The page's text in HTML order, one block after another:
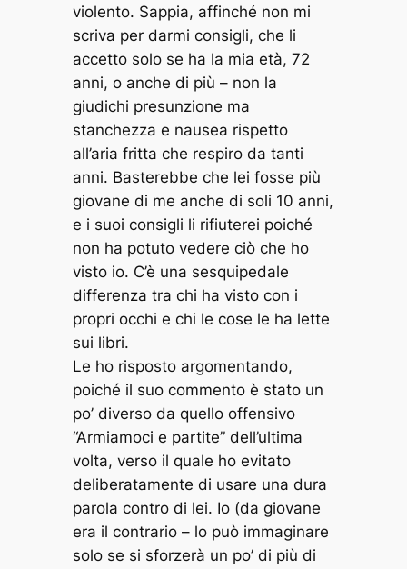
violento. Sappia, affinché non mi
scriva per darmi consigli, che li
accetto solo se ha la mia età, 72
anni, o anche di più – non la
giudichi presunzione ma
stanchezza e nausea rispetto
all’aria fritta che respiro da tanti
anni. Basterebbe che lei fosse più
giovane di me anche di soli 10 anni,
e i suoi consigli li rifiuterei poiché
non ha potuto vedere ciò che ho
visto io. C’è una sesquipedale
differenza tra chi ha visto con i
propri occhi e chi le cose le ha lette
sui libri.
Le ho risposto argomentando,
poiché il suo commento è stato un
po’ diverso da quello offensivo
“Armiamoci e partite” dell’ultima
volta, verso il quale ho evitato
deliberatamente di usare una dura
parola contro di lei. Io (da giovane
era il contrario – lo può immaginare
solo se si sforzerà un po’ di più di